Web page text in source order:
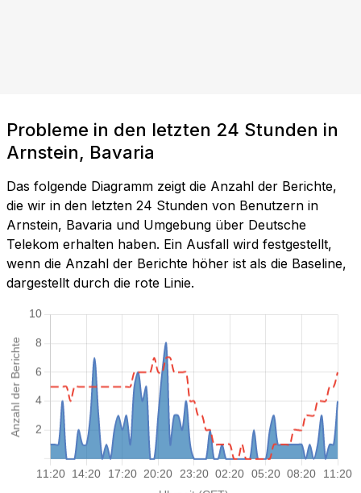
Probleme in den letzten 24 Stunden in
Arnstein, Bavaria
Das folgende Diagramm zeigt die Anzahl der Berichte,
die wir in den letzten 24 Stunden von Benutzern in
Arnstein, Bavaria und Umgebung über Deutsche
Telekom erhalten haben. Ein Ausfall wird festgestellt,
wenn die Anzahl der Berichte höher ist als die Baseline,
dargestellt durch die rote Linie.